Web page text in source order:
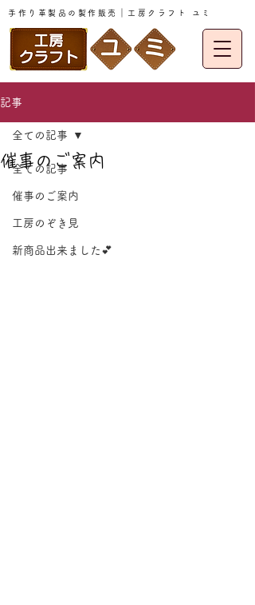
手作り革製品の製作販売｜工房クラフト ユミ
記事
全ての記事
催事のご案内
工房のぞき見
新商品出来ました💕
全ての記事
催事のご案内